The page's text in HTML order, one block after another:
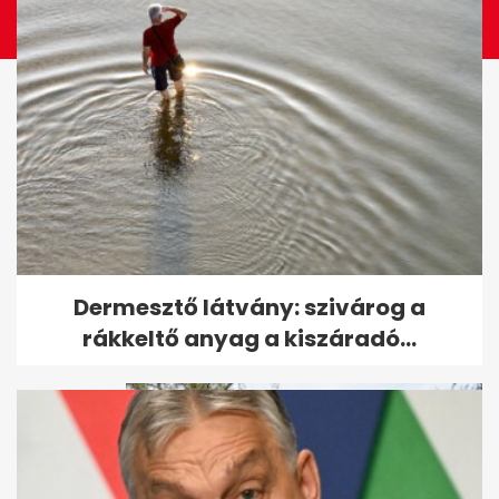
Friss hírek az intenzív
osztályon ápolt Sallai Nóráról
Dermesztő látvány: szivárog a
rákkeltő anyag a kiszáradó...